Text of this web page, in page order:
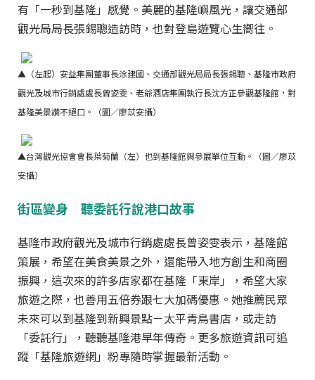
有「一秒到基隆」感覺。美麗的基隆嶼風光，讓交通部
觀光局局長張錫聰造訪時，也對登島遊覽心生嚮往。
▲（左起）安益集團董事長涂建國、交通部觀光局局長張錫聰、基隆市政府
觀光及城市行銷處處長曾姿雯、老爺酒店集團執行長沈方正參觀基隆館，對
基隆美景讚不絕口。（圖／廖苡安攝）
▲台灣觀光協會會長葉菊蘭（左）也到基隆館與參展單位互動。（圖／廖苡
安攝）
街區變身 聽委託行說港口故事
基隆市政府觀光及城市行銷處處長曾姿雯表示，基隆館
策展，希望在美食美景之外，還能帶入地方創生和商圈
振興，這次來的許多店家都在基隆「東岸」，希望大家
旅遊之際，也善用五倍券跟七大加碼優惠。她推薦民眾
未來可以到基隆到新興景點－太平青鳥書店，或走訪
「委託行」，聽聽基隆港早年傳奇。更多旅遊資訊可追
蹤「基隆旅遊網」粉專隨時掌握最新活動。